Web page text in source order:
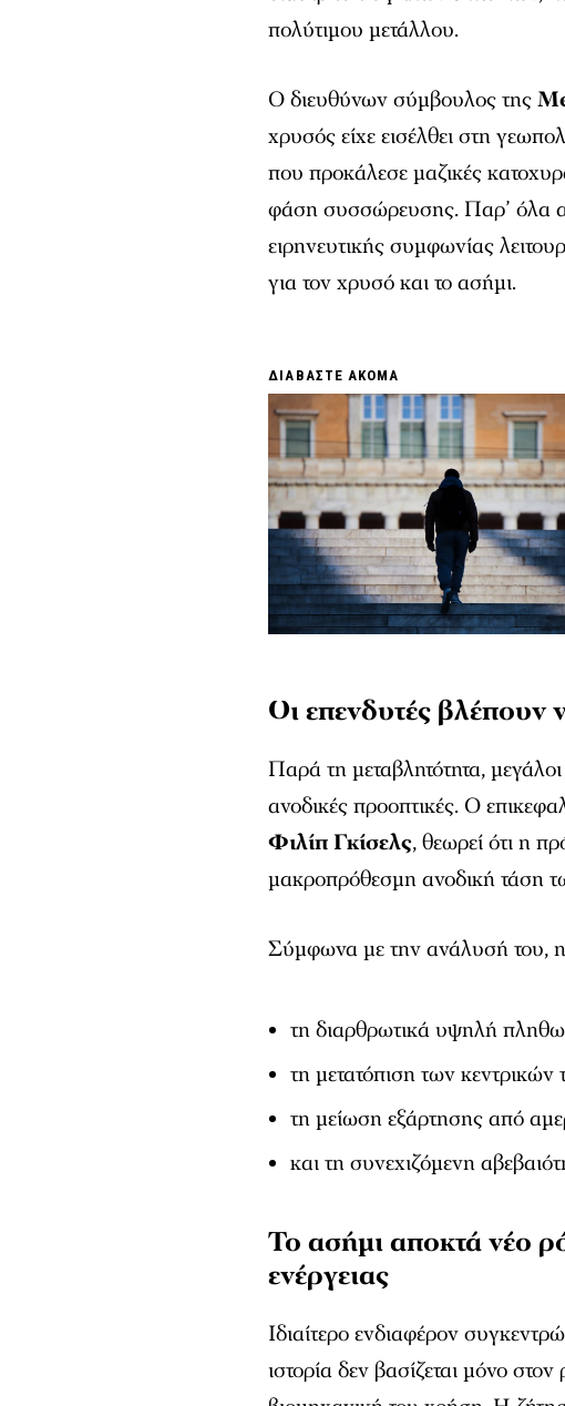
πολύτιμου μετάλλου.
Ο διευθύνων σύμβουλος της
χρυσός είχε εισέλθει στη
που προκάλεσε μαζικές
φάση συσσώρευσης. Παρ’ όλα
ειρηνευτικής συμφωνίας
για τον χρυσό και το ασήμι.
ΔΙΑΒΑΣΤΕ ΑΚΟΜΑ
Οι επενδυτές βλέπουν
Παρά τη μεταβλητότητα,
ανοδικές προοπτικές. Ο
Φιλίπ Γκίσελς, θεωρεί ότι η
μακροπρόθεσμη ανοδική τάση
Σύμφωνα με την ανάλυσή του, η
τη διαρθρωτικά υψηλή
τη μετατόπιση των
τη μείωση εξάρτησης από
και τη συνεχιζόμενη
Το ασήμι αποκτά νέο
ενέργειας
Ιδιαίτερο ενδιαφέρον
ιστορία δεν βασίζεται μόνο